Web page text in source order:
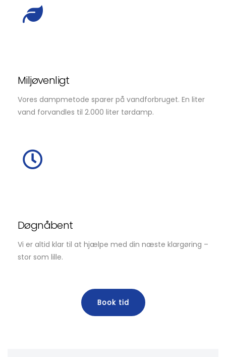
Miljøvenligt
Vores dampmetode sparer på vandforbruget. En liter
vand forvandles til 2.000 liter tørdamp.
Døgnåbent
Vi er altid klar til at hjælpe med din næste klargøring –
stor som lille.
Book tid